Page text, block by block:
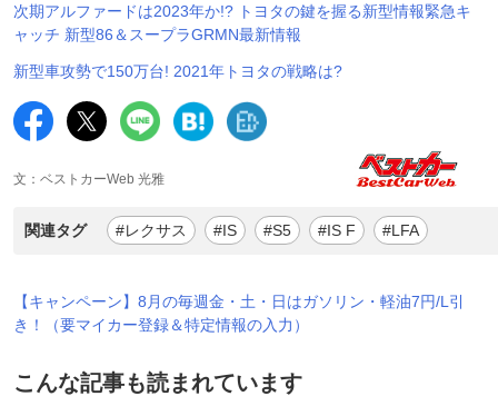
次期アルファードは2023年か!? トヨタの鍵を握る新型情報緊急キ
ャッチ 新型86＆スープラGRMN最新情報
新型車攻勢で150万台! 2021年トヨタの戦略は?
文：ベストカーWeb 光雅
関連タグ #レクサス #IS #S5 #IS F #LFA
【キャンペーン】8月の毎週金・土・日はガソリン・軽油7円/L引
き！（要マイカー登録＆特定情報の入力）
こんな記事も読まれています